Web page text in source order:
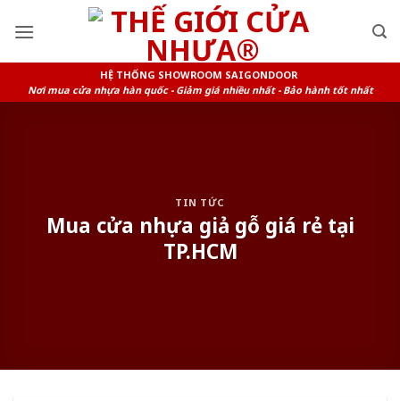
HỆ THỐNG SHOWROOM SAIGONDOOR
Nơi mua cửa nhựa hàn quốc - Giảm giá nhiều nhất - Bảo hành tốt nhất
TIN TỨC
Mua cửa nhựa giả gỗ giá rẻ tại
TP.HCM